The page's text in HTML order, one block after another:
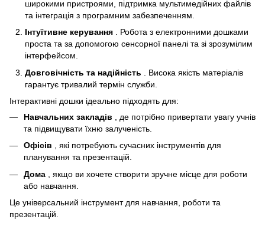
широкими пристроями, підтримка мультимедійних файлів
та інтеграція з програмним забезпеченням.
Інтуїтивне керування . Робота з електронними дошками
проста та за допомогою сенсорної панелі та зі зрозумілим
інтерфейсом.
Довговічність та надійність . Висока якість матеріалів
гарантує тривалий термін служби.
Інтерактивні дошки ідеально підходять для:
Навчальних закладів , де потрібно привертати увагу учнів
та підвищувати їхню залученість.
Офісів , які потребують сучасних інструментів для
планування та презентацій.
Дома , якщо ви хочете створити зручне місце для роботи
або навчання.
Це універсальний інструмент для навчання, роботи та
презентацій.